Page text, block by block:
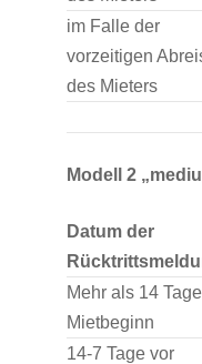
im Falle der
vorzeitigen
des Mieters
Modell 2
Datum der
Mehr als 14
Mietbeginn
14-7 Tage vor